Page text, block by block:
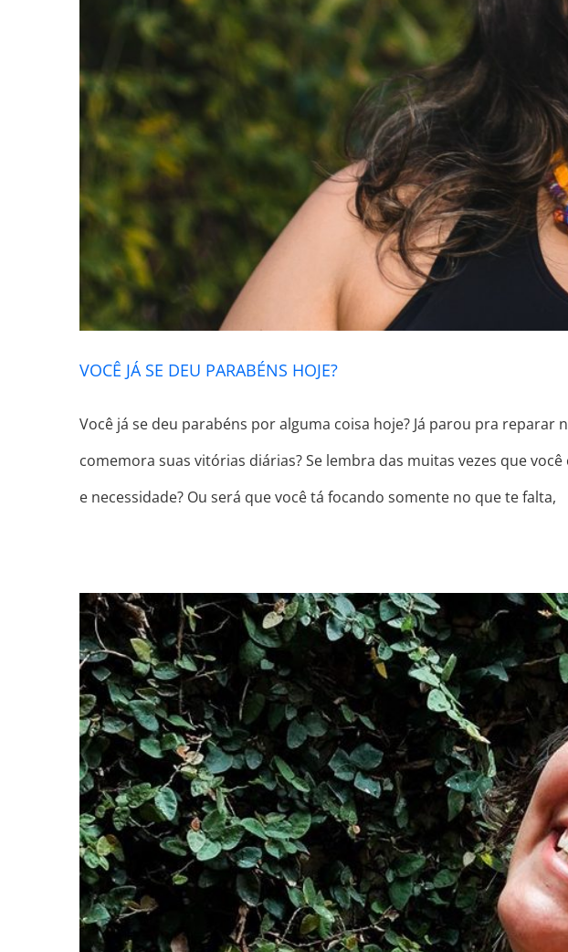
VOCÊ JÁ
VOCÊ JÁ SE DEU PARABÉNS HOJE?
Você já se deu parabéns por alguma coisa hoje? Já parou pra
comemora suas vitórias diárias? Se lembra das muitas vezes que
e necessidade? Ou será que você tá focando somente no que te falta,
VAI VER